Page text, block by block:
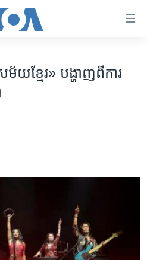
យ​ខ្មែរ‍»​ បង្ហាញ​ពី​ការ​